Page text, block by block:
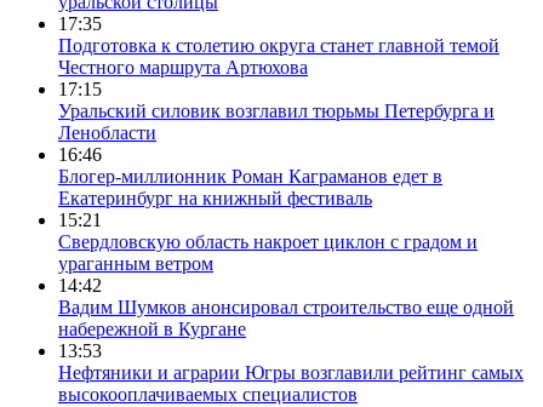
17:35
Подготовка к столетию округа станет главной темой
Честного маршрута Артюхова
17:15
Уральский силовик возглавил тюрьмы Петербурга и
Ленобласти
16:46
Блогер-миллионник Роман Каграманов едет в
Екатеринбург на книжный фестиваль
15:21
Свердловскую область накроет циклон с градом и
ураганным ветром
14:42
Вадим Шумков анонсировал строительство еще одной
набережной в Кургане
13:53
Нефтяники и аграрии Югры возглавили рейтинг самых
высокооплачиваемых специалистов